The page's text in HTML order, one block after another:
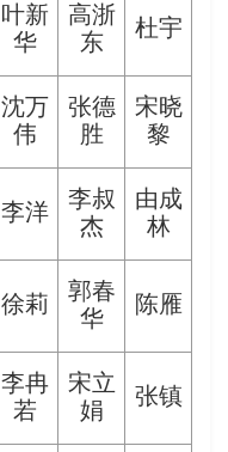
叶新
华
高浙
东
杜宇
沈万
伟
张德
胜
宋晓
黎
李洋
李叔
杰
由成
林
徐莉
郭春
华
陈雁
李冉
若
宋立
娟
张镇